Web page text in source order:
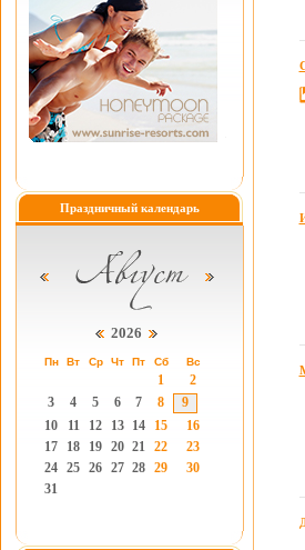
Праздничный календарь
2026
Пн Вт Ср Чт Пт Сб Вс
1
2
3
4 5 6 7 8
9
10
11 12 13 14 15
16
17
18 19 20 21 22
23
24 25 26 27 28 29
30
31